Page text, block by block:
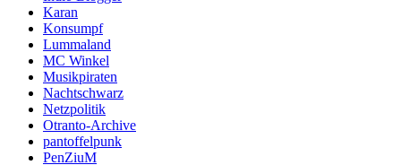
Karan
Konsumpf
Lummaland
MC Winkel
Musikpiraten
Nachtschwarz
Netzpolitik
Otranto-Archive
pantoffelpunk
PenZiuM